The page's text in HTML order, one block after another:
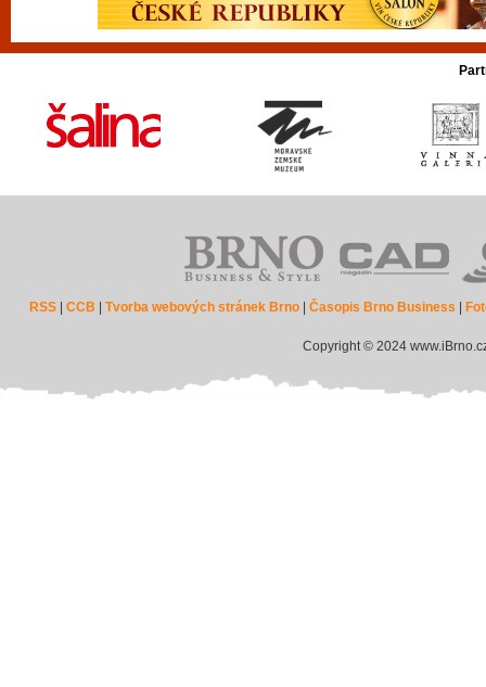
RSS |CCB |Tvorba webových stránek Brno |Časopis Brno Business
Copyright © 2024